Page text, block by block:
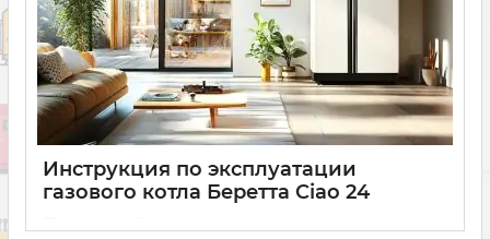
Инструкция по эксплуатации
газового котла Беретта Ciao 24